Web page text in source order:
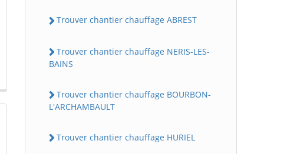
Trouver chantier chauffage ABREST
Trouver chantier chauffage NERIS-LES-
BAINS
Trouver chantier chauffage BOURBON-
L'ARCHAMBAULT
Trouver chantier chauffage HURIEL